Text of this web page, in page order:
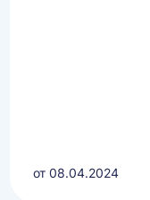
от 08.04.2024